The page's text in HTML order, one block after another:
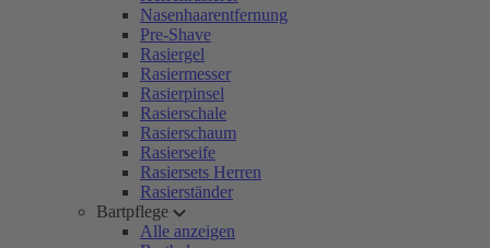
Nasenhaarentfernung
Pre-Shave
Rasiergel
Rasiermesser
Rasierpinsel
Rasierschale
Rasierschaum
Rasierseife
Rasiersets Herren
Rasierständer
Bartpflege
Alle anzeigen